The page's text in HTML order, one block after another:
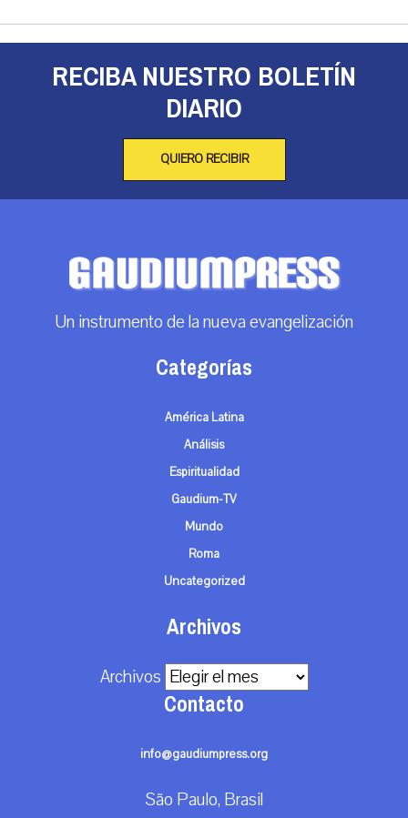
RECIBA NUESTRO BOLETÍN
DIARIO
QUIERO RECIBIR
Un instrumento de la nueva evangelización
Categorías
América Latina
Análisis
Espiritualidad
Gaudium-TV
Mundo
Roma
Uncategorized
Archivos
Archivos
Contacto
info@gaudiumpress.org
São Paulo, Brasil